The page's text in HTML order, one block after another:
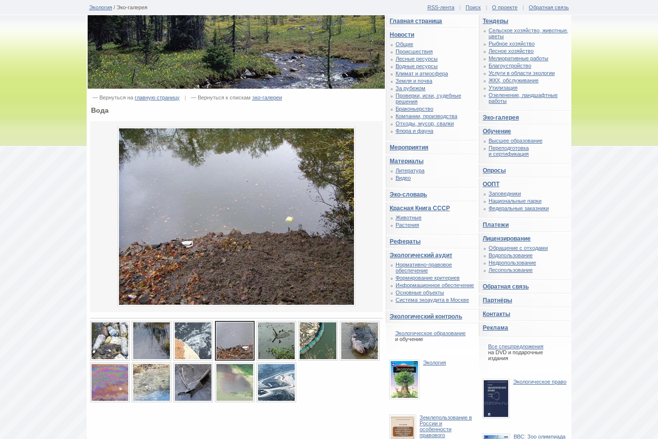
Экология / Эко-галерея RSS-лента | Поиск | О проекте | Обратная связь
— Вернуться на главную страницу | — Вернуться к спискам эко-галереи
Вода
Тендеры
Сельское хозяйство, животные,
цветы
Рыбное хозяйство
Лесное хозяйство
Мелиоративные работы
Благоустройство
Услуги в области экологии
ЖКХ, обслуживание
Утилизация
Озеленение, ландшафтные
работы
Эко-галерея
Обучение
Высшее образование
Переподготовка
и сертификация
Опросы
ООПТ
Заповедники
Национальные парки
Федеральные заказники
Платежи
Лицензирование
Обращение с отходами
Водопользование
Недропользование
Лесопользование
Обратная связь
Партнёры
Контакты
Реклама
Все спецпредложения
на DVD и подарочные
издания
Экологическое право
BBC: Зоо олимпиада
Главная страница
Новости
Общие
Происшествия
Лесные ресурсы
Водные ресурсы
Климат и атмосфера
Земля и почва
За рубежом
Проверки, иски, судебные
решения
Браконьерство
Компании, производства
Отходы, мусор, свалки
Флора и фауна
Мероприятия
Материалы
Литература
Видео
Эко-словарь
Красная Книга СССР
Животные
Растения
Рефераты
Экологический аудит
Нормативно-правовое
обеспечение
Формирование критериев
Информационное обеспечение
Основные объекты
Система экоаудита в Москве
Экологический контроль
Экологическое образование
и обучение
Экология
Землепользование в
России и
особенности
правового